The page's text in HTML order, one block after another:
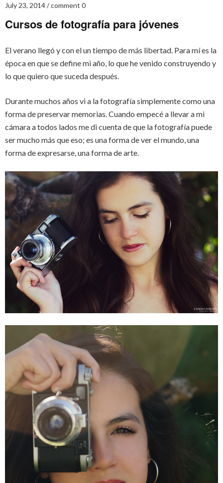
July 23, 2014 comment 0
Cursos de fotografía para jóvenes
El verano llegó y con el un tiempo de más libertad. Para mí es la
época en que se define mi año, lo que he venido construyendo y
lo que quiero que suceda después.
Durante muchos años vi a la fotografía simplemente como una
forma de preservar memorias. Cuando empecé a llevar a mi
cámara a todos lados me di cuenta de que la fotografía puede
ser mucho más que eso; es una forma de ver el mundo, una
forma de expresarse, una forma de arte.